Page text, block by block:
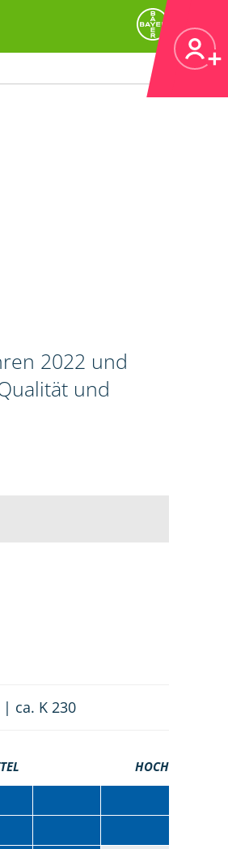
2022 und
und
| ca. K 230
HOCH